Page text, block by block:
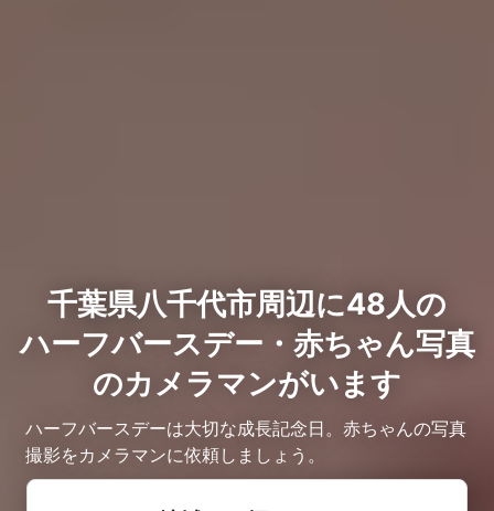
千葉県八千代市周辺に48人の
ハーフバースデー・赤ちゃん写真
のカメラマンがいます
ハーフバースデーは大切な成長記念日。赤ちゃんの写真
撮影をカメラマンに依頼しましょう。